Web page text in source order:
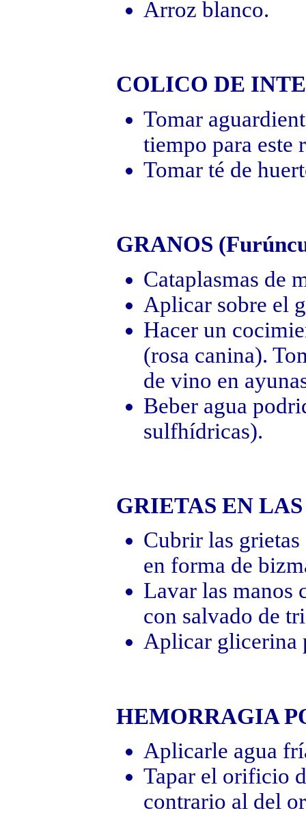
Arroz blanco.
COLICO DE
Tomar
tiempo para este
Tomar té de
GRANOS
Cataplasmas de
Aplicar sobre el
Hacer un
(rosa canina).
de vino en
Beber agua
sulfhídricas).
GRIETAS EN
Cubrir las grietas
en forma de
Lavar las manos
con salvado de
Aplicar glicerina
HEMORRAGIA
Aplicarle agua
Tapar el orificio
contrario al del